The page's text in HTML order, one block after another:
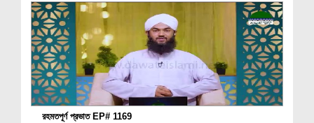
রহমতপূর্ণ প্রভাত EP# 1169